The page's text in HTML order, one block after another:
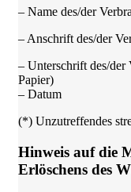
– Name des/der
– Anschrift des/der
– Unterschrift des/
Papier)
– Datum
(*) Unzutreffendes
Hinweis auf die
Erlöschens des